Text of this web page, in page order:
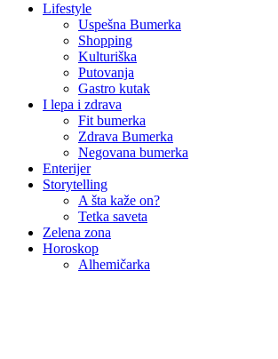
Lifestyle
Uspešna Bumerka
Shopping
Kulturiška
Putovanja
Gastro kutak
I lepa i zdrava
Fit bumerka
Zdrava Bumerka
Negovana bumerka
Enterijer
Storytelling
A šta kaže on?
Tetka saveta
Zelena zona
Horoskop
Alhemičarka